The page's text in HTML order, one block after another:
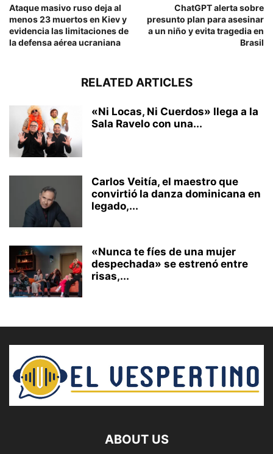
Ataque masivo ruso deja al
menos 23 muertos en Kiev y
evidencia las limitaciones de
la defensa aérea ucraniana
ChatGPT alerta sobre
presunto plan para asesinar
a un niño y evita tragedia en
Brasil
RELATED ARTICLES
«Ni Locas, Ni Cuerdos» llega a la
Sala Ravelo con una...
Carlos Veitía, el maestro que
convirtió la danza dominicana en
legado,...
«Nunca te fíes de una mujer
despechada» se estrenó entre
risas,...
ABOUT US